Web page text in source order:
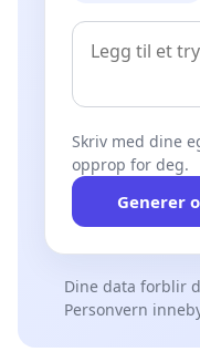
Skriv med dine
opprop for deg.
Generer
Dine data forblir
Personvern